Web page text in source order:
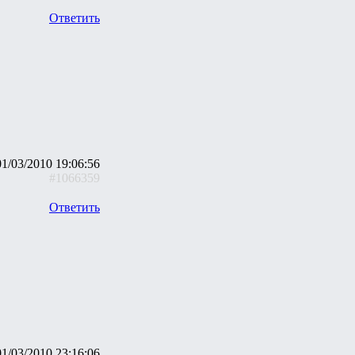
Ответить
03/2010 19:06:56
#1066359
Ответить